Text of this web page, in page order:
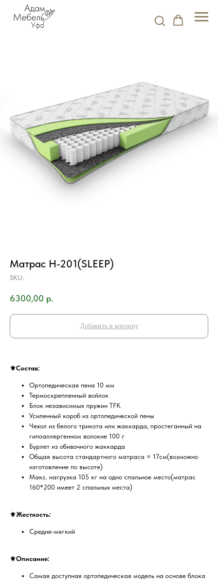
Матрас Н-201(SLEEP)
SKU:
6300,00 р.
Добавить в корзину
⚜️Состав:
Ортопедическая пена 10 мм
Термоскрепленный войлок
Блок независимых пружин TFK
Усиленный короб из ортопедической пены
Чехол из белого трикота или жаккарда, простеганный на
гипоаллергенном волокне 100 г
Бурлет из обивочного жаккарда
Общая высота стандартного матраса ≈ 17см(возможно
изготовление по высоте)
Макс. нагрузка 105 кг на одно спальное место(матрас
160*200 имеет 2 спальных места)
⚜️Жесткость:
Средне-мягкий
⚜️Описание:
Самая доступная ортопедическая модель на основе блока